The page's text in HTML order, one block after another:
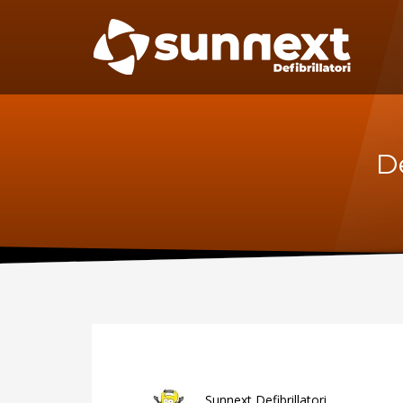
SUPPORTO
Telefono:
per il